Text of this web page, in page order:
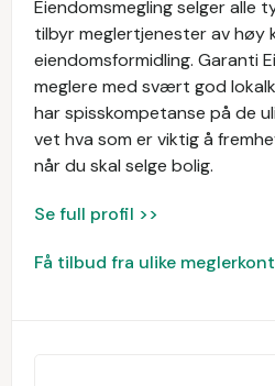
Eiendomsmegling selger alle
tilbyr meglertjenester av høy
eiendomsformidling. Garanti
meglere med svært god
har spisskompetanse på de
vet hva som er viktig å
når du skal selge bolig.
Se full profil >>
Få tilbud fra ulike